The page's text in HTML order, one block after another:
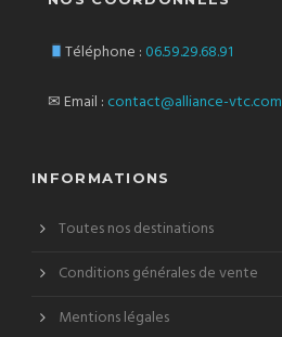
Téléphone : 06.59.29.68.91
✉ Email : contact@alliance-vtc.com
INFORMATIONS
Toutes nos destinations
Conditions générales de vente
Mentions légales